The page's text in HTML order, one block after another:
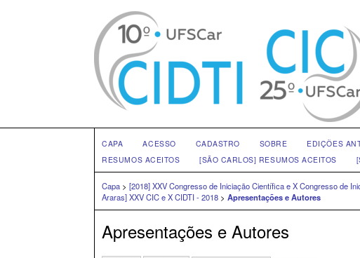
CAPA ACESSO CADASTRO SOBRE EDIÇÕES
RESUMOS ACEITOS
[SÃO CARLOS] RESUMOS ACEITOS
Capa >[2018] XXV Congresso de Iniciação Científica e X Congresso de
Araras] XXV CIC e X CIDTI - 2018 >Apresentações e Autores
Apresentações e Autores